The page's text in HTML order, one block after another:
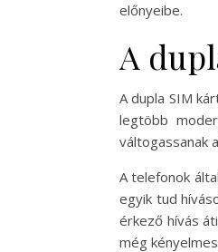
előnyeibe.
A
A dupla SIM
legtöbb
váltogassanak
A telefonok
egyik tud
érkező hívás
még